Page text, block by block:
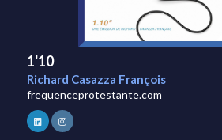
1'10
Richard Casazza François
frequenceprotestante.com